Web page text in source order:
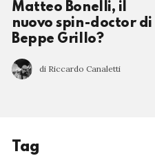
Matteo Bonelli, il
nuovo spin-doctor di
Beppe Grillo?
di Riccardo Canaletti
Tag